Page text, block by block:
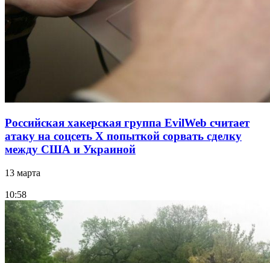
Российская хакерская группа EvilWeb считает
атаку на соцсеть Х попыткой сорвать сделку
между США и Украиной
13 марта
10:58